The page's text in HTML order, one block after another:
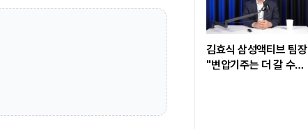
김효식 삼성액티브 팀장
"변압기주는 더 갈 수